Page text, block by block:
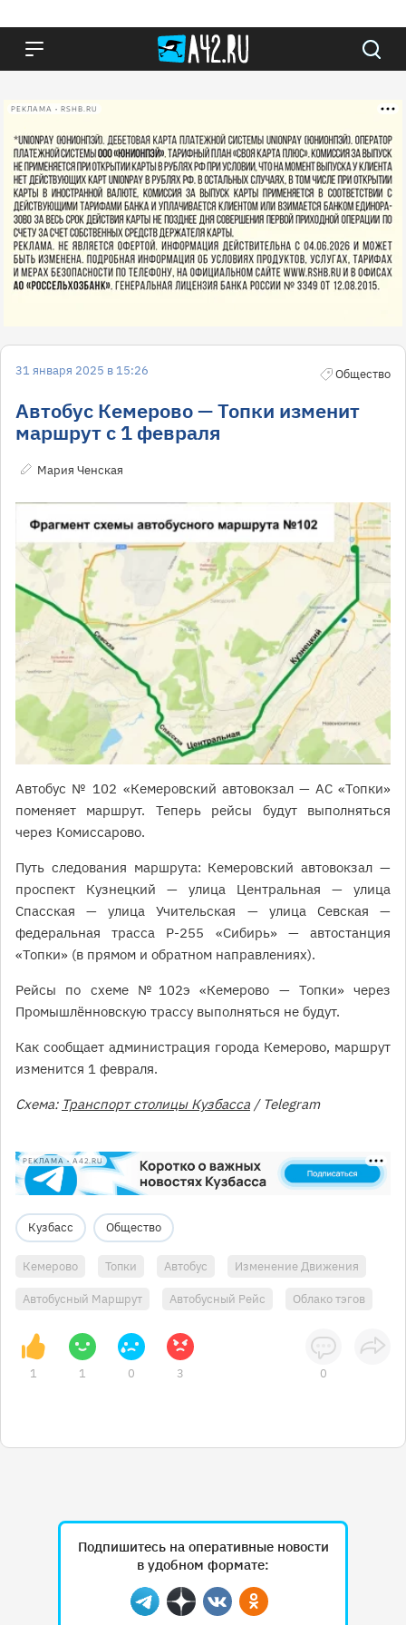
РЕКЛАМА • RSHB.RU
31 января 2025 в 15:26 Общество
Автобус Кемерово — Топки изменит
маршрут с 1 февраля
Мария Ченская
Автобус № 102 «Кемеровский автовокзал — АС «Топки»
поменяет маршрут. Теперь рейсы будут выполняться
через Комиссарово.
Путь следования маршрута: Кемеровский автовокзал —
проспект Кузнецкий — улица Центральная — улица
Спасская — улица Учительская — улица Севская —
федеральная трасса Р-255 «Сибирь» — автостанция
«Топки» (в прямом и обратном направлениях).
Рейсы по схеме № 102э «Кемерово — Топки» через
Промышлённовскую трассу выполняться не будут.
Как сообщает администрация города Кемерово, маршрут
изменится 1 февраля.
Схема: Транспорт столицы Кузбасса / Telegram
РЕКЛАМА • A42.RU
Кузбасс Общество
Кемерово Топки Автобус Изменение Движения
Автобусный Маршрут Автобусный Рейс Облако тэгов
1 1 0 3 0
Подпишитесь на оперативные новости
в удобном формате:
Telegram
ДзенВконтактеОдноклассники